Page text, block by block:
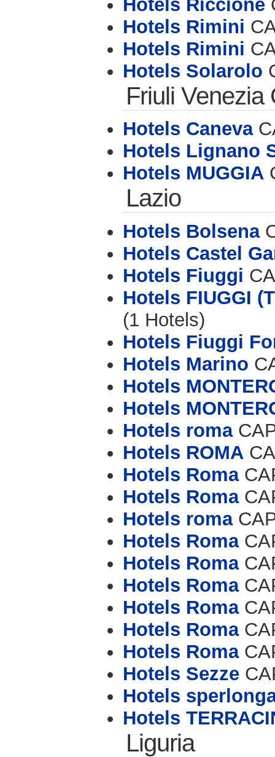
Hotels Riccione
Hotels Rimini
Hotels Rimini
Hotels Solarolo
Friuli Venezia
Hotels Caneva
Hotels Lignano
Hotels MUGGIA
Lazio
Hotels Bolsena
Hotels Castel
Hotels Fiuggi
Hotels FIUGGI
(1 Hotels)
Hotels Fiuggi
Hotels Marino
Hotels
Hotels
Hotels roma
Hotels ROMA
Hotels Roma
Hotels Roma
Hotels roma
Hotels Roma
Hotels Roma
Hotels Roma
Hotels Roma
Hotels Roma
Hotels Roma
Hotels Sezze
Hotels
Hotels
Liguria